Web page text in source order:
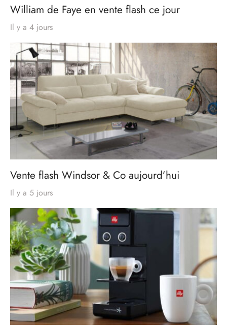
William de Faye en vente flash ce jour
Il y a 4 jours
Vente flash Windsor & Co aujourd’hui
Il y a 5 jours